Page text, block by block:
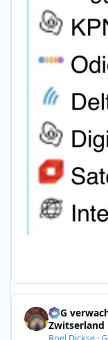
SRG
Zwitserland